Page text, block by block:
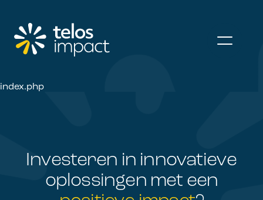
index.php
Investeren in innovatieve
oplossingen met een